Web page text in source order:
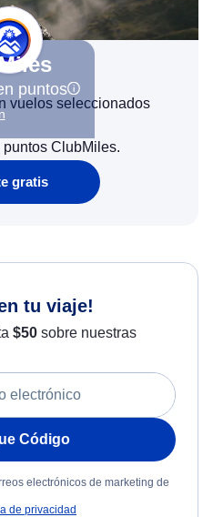
puntos
vuelos seleccionados
ClubMiles.
gratis
tu viaje!
$50sobre nuestras
Código
electrónicos de marketing de
de privacidad